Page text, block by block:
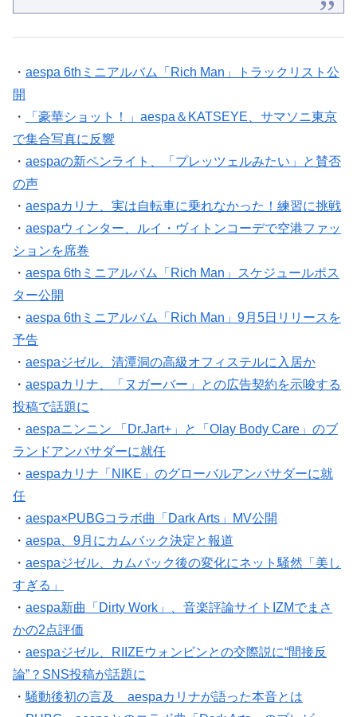
・ aespa 6thミニアルバム「Rich Man」トラックリスト公
開
・
「豪華ショット！」aespa＆KATSEYE、サマソニ東京
で集合写真に反響
・ aespaの新ペンライト、「プレッツェルみたい」と賛否
の声
・ aespaカリナ、実は自転車に乗れなかった！練習に挑戦
・ aespaウィンター、ルイ・ヴィトンコーデで空港ファッ
ションを席巻
・ aespa 6thミニアルバム「Rich Man」スケジュールポス
ター公開
・ aespa 6thミニアルバム「Rich Man」9月5日リリースを
予告
・ aespaジゼル、清潭洞の高級オフィステルに入居か
・ aespaカリナ、「ヌガーバー」との広告契約を示唆する
投稿で話題に
・ aespaニンニン 「Dr.Jart+」と「Olay Body Care」のブ
ランドアンバサダーに就任
・ aespaカリナ「NIKE」のグローバルアンバサダーに就
任
・ aespa×PUBGコラボ曲「Dark Arts」MV公開
・ aespa、9月にカムバック決定と報道
・ aespaジゼル、カムバック後の変化にネット騒然「美し
すぎる」
・ aespa新曲「Dirty Work」、音楽評論サイトIZMでまさ
かの2点評価
・ aespaジゼル、RIIZEウォンビンとの交際説に“間接反
論”？SNS投稿が話題に
・ 騒動後初の言及 aespaカリナが語った本音とは